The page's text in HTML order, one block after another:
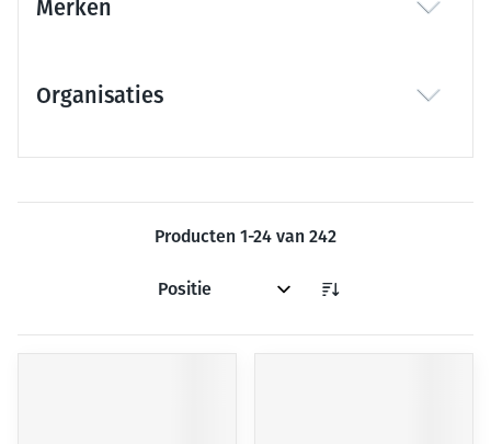
Merken
Organisaties
Producten 1-24 van 242
Sorteer op: